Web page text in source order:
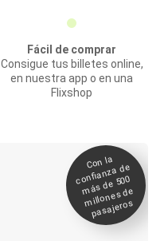
Fácil de comprar
Consigue tus billetes online,
en nuestra app o en una
Flixshop
Con la
confianza de
más de 500
millones de
pasajeros